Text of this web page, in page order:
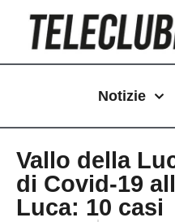
contenuto
Notizie
Vallo della
di Covid-19
Luca: 10 casi